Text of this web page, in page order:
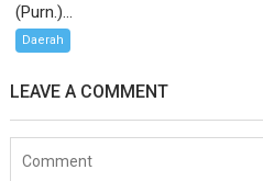
(Purn.)...
Daerah
LEAVE A COMMENT